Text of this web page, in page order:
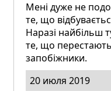
Мені дуже не
те, що
Наразі найбільш
те, що
запобіжники.
20 июля 2019